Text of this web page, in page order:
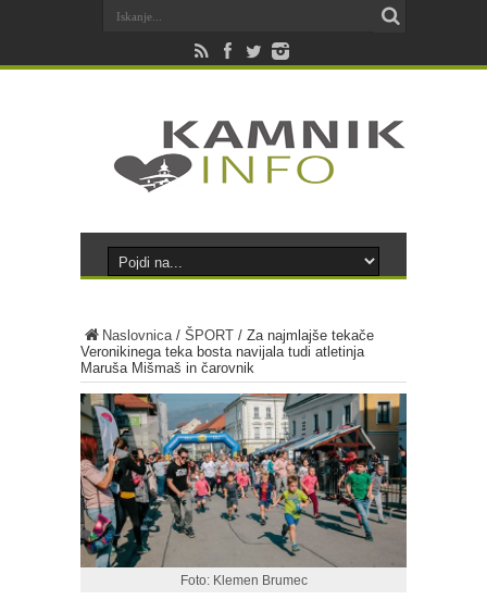
Naslovnica/ ŠPORT / Za najmlajše tekače
Veronikinega teka bosta navijala tudi atletinja
Maruša Mišmaš in čarovnik
Foto: Klemen Brumec